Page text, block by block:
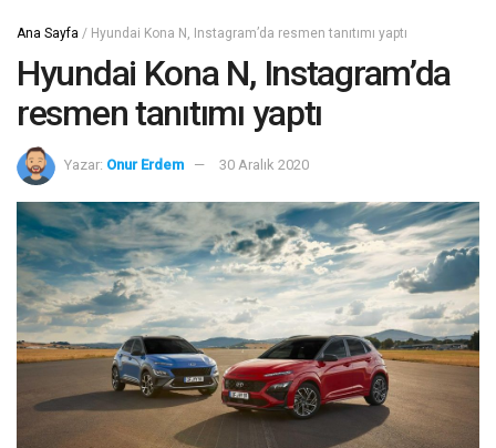
Ana Sayfa / Hyundai Kona N, Instagram’da resmen tanıtımı yaptı
Hyundai Kona N, Instagram’da
resmen tanıtımı yaptı
Yazar: Onur Erdem 30 Aralık 2020